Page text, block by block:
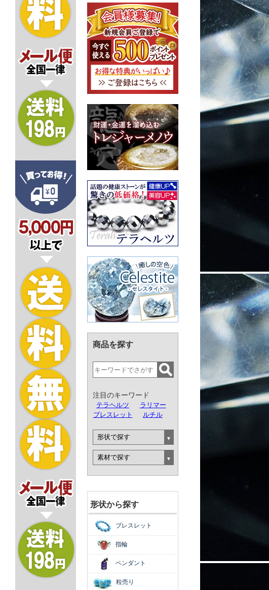
商品を探す
注目のキーワード
テラヘルツ
ラリマー
ブレスレット
ルチル
形状から探す
ブレスレット
指輪
ペンダント
粒売り